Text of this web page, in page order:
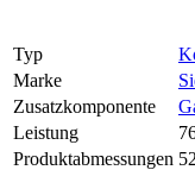
Typ
Marke
Zusatzkomponente
Leistung
Produktabmessungen